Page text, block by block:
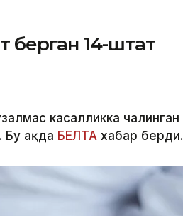
берган 14-штат
касалликка чалинган
ҳақда БЕЛТА хабар берди.